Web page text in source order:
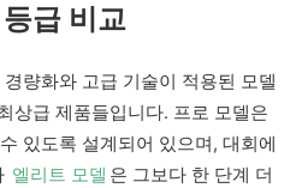
급 비교
량화와 고급 기술이 적용된 모델
상급 제품들입니다. 프로 모델은
있도록 설계되어 있으며, 대회에
엘리트 모델 은 그보다 한 단계 더